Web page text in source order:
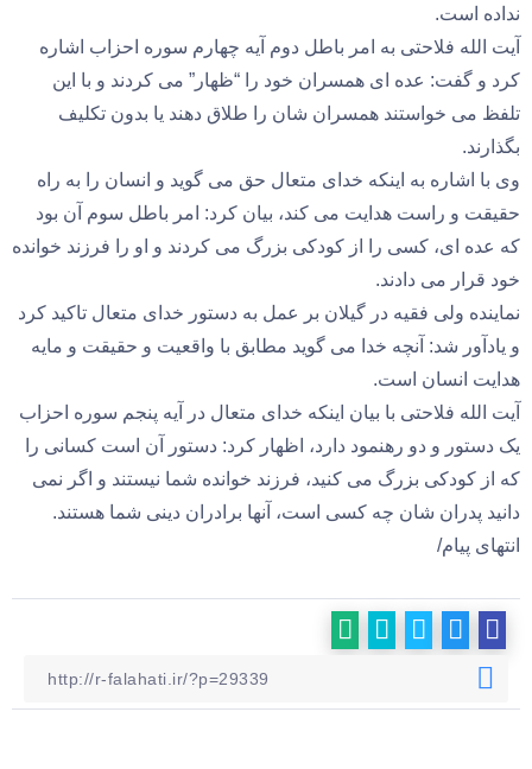
نداده است.
آیت الله فلاحتی به امر باطل دوم آیه چهارم سوره احزاب اشاره
کرد و گفت: عده ای همسران خود را “ظهار” می کردند و با این
تلفظ می خواستند همسران شان را طلاق دهند یا بدون تکلیف
بگذارند.
وی با اشاره به اینکه خدای متعال حق می گوید و انسان را به راه
حقیقت و راست هدایت می کند، بیان کرد: امر باطل سوم آن بود
که عده ای، کسی را از کودکی بزرگ می کردند و او را فرزند خوانده
خود قرار می دادند.
نماینده ولی فقیه در گیلان بر عمل به دستور خدای متعال تاکید کرد
و یادآور شد: آنچه خدا می گوید مطابق با واقعیت و حقیقت و مایه
هدایت انسان است.
آیت الله فلاحتی با بیان اینکه خدای متعال در آیه پنجم سوره احزاب
یک دستور و دو رهنمود دارد، اظهار کرد: دستور آن است کسانی را
که از کودکی بزرگ می کنید، فرزند خوانده شما نیستند و اگر نمی
دانید پدران شان چه کسی است، آنها برادران دینی شما هستند.
انتهای پیام/